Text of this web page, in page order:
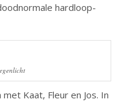
hardloop-
Kaat, Fleur en Jos. In